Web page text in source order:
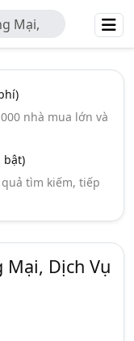
Mại,
nhà mua lớn và
bật)
tìm kiếm, tiếp
Mại, Dịch Vụ